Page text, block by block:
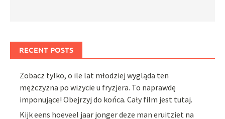
RECENT POSTS
Zobacz tylko, o ile lat młodziej wygląda ten
mężczyzna po wizycie u fryzjera. To naprawdę
imponujące! Obejrzyj do końca. Cały film jest tutaj.
Kijk eens hoeveel jaar jonger deze man eruitziet na